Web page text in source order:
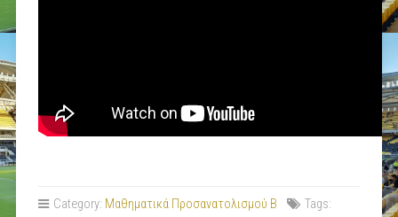
Category: Μαθηματικά Προσανατολισμού Β
Tags: